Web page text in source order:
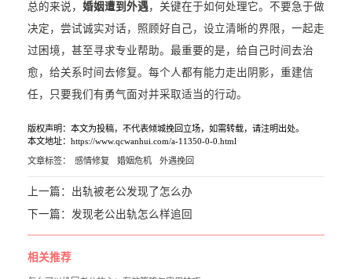
总的来说， 婚姻遭到外遇 ，关键在于如何处理它。不要急于做
决定，尝试诚实对话，照顾好自己，设立清晰的界限，一起走
过困境，甚至寻求专业帮助。最重要的是，给自己时间去治
愈，给关系时间去修复。每个人都有能力走出阴影，重建信
任，只要我们有勇气面对并采取适当的行动。
版权声明：本文为投稿，不代表倾城挽回立场，如需转载，请注明出处。
本文地址：https://www.qcwanhui.com/a-11350-0-0.html
文章标签： 感情修复 婚姻危机 外遇挽回
上一篇： 出轨被老公发现了怎么办
下一篇： 发现老公出轨怎么样追回
相关推荐